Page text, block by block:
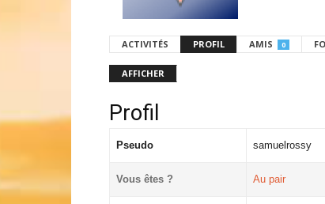
ACTIVITÉS PROFIL AMIS 0
AFFICHER
Profil
Pseudo samuelrossy
Vous êtes ? Au pair